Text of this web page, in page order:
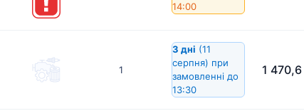
14:00
1
3 дні (11
серпня) при
замовленні до
13:30
1 470,6